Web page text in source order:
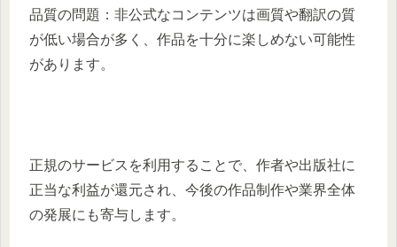
品質の問題：​非公式なコンテンツは画質や翻訳の質
が低い場合が多く、作品を十分に楽しめない可能性
があります。​
正規のサービスを利用することで、作者や出版社に
正当な利益が還元され、今後の作品制作や業界全体
の発展にも寄与します。​